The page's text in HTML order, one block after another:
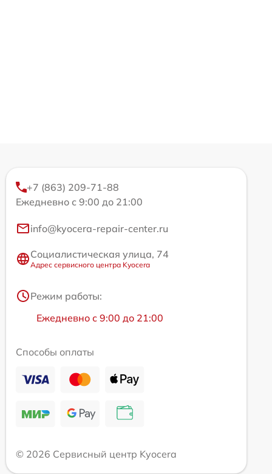
+7 (863) 209-71-88
Ежедневно с 9:00 до 21:00
info@kyocera-repair-center.ru
Социалистическая улица, 74
Адрес сервисного центра Kyocera
Режим работы:
Ежедневно с 9:00 до 21:00
Способы оплаты
© 2026 Сервисный центр Kyocera